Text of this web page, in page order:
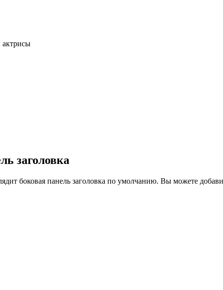
заголовка
боковая панель заголовка по умолчанию. Вы можете